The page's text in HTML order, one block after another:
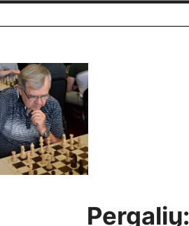
Pergalių: